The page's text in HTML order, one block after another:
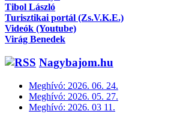
Tibol László
Turisztikai portál (Zs.V.K.E.)
Videók (Youtube)
Virág Benedek
Nagybajom.hu
Meghívó: 2026. 06. 24.
Meghívó: 2026. 05. 27.
Meghívó: 2026. 03 11.